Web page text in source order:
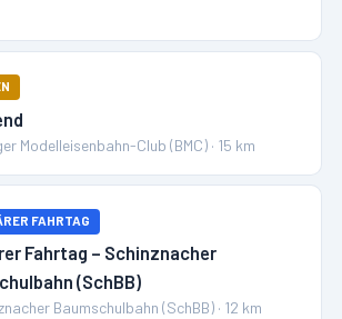
Modelleisenbahn-Club (BMC) · 15 km
FAHRTAG
Fahrtag – Schinznacher
(SchBB)
Baumschulbahn (SchBB) · 12 km